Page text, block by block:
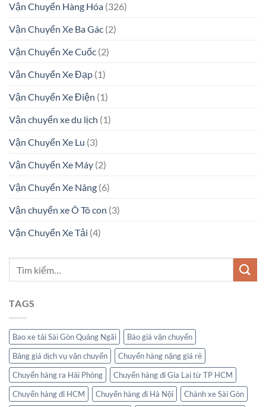
Vận Chuyển Hàng Hóa (326)
Vận Chuyển Xe Ba Gác (2)
Vận Chuyển Xe Cuốc (2)
Vận Chuyển Xe Đạp (1)
Vận Chuyển Xe Điện (1)
Vận chuyển xe du lịch (1)
Vận Chuyển Xe Lu (3)
Vận Chuyển Xe Máy (2)
Vận Chuyển Xe Nâng (6)
Vận chuyển xe Ô Tô con (3)
Vận Chuyển Xe Tải (4)
TAGS
Bao xe tải Sài Gòn Quảng Ngãi
Báo giá vận chuyển
Bảng giá dịch vụ vận chuyển
Chuyển hàng nặng giá rẻ
Chuyển hàng ra Hải Phòng
Chuyển hàng đi Gia Lai từ TP HCM
Chuyển hàng đi HCM
Chuyển hàng đi Hà Nội
Chành xe Sài Gòn